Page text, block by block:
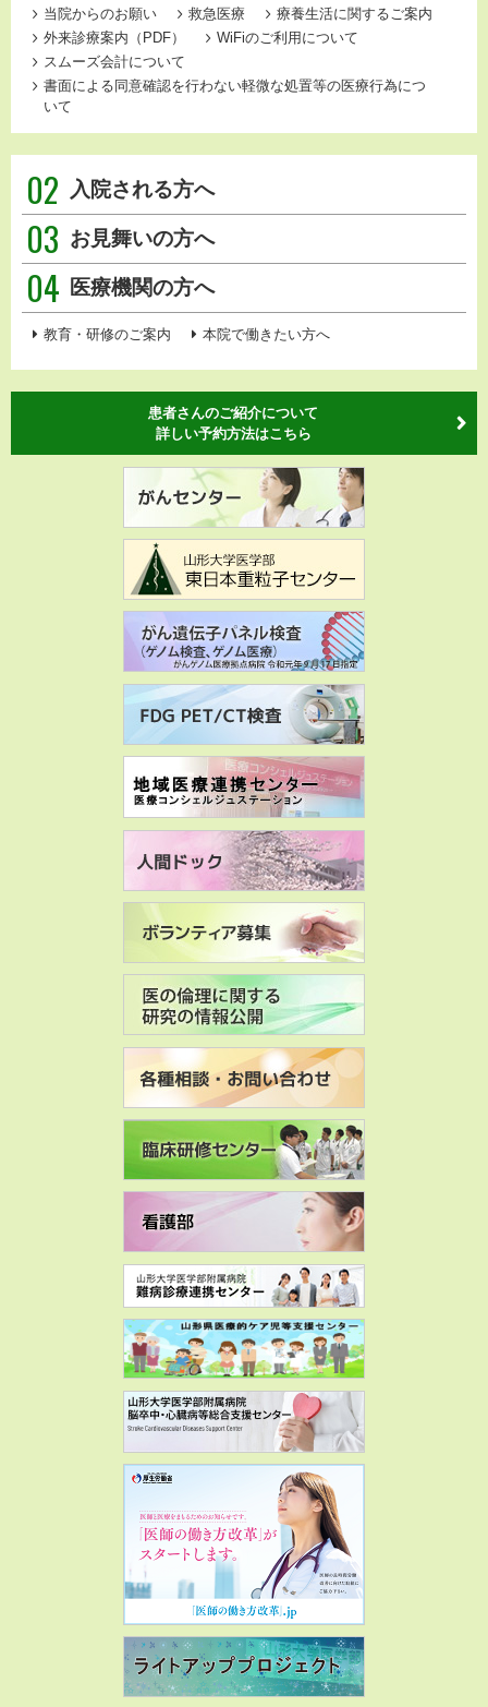
当院からのお願い
救急医療
療養生活に関するご案内
外来診療案内（PDF）
WiFiのご利用について
スムーズ会計について
書面による同意確認を行わない軽微な処置等の医療行為につ
いて
02 入院される方へ
03 お見舞いの方へ
04 医療機関の方へ
教育・研修のご案内 本院で働きたい方へ
患者さんのご紹介について
詳しい予約方法はこちら